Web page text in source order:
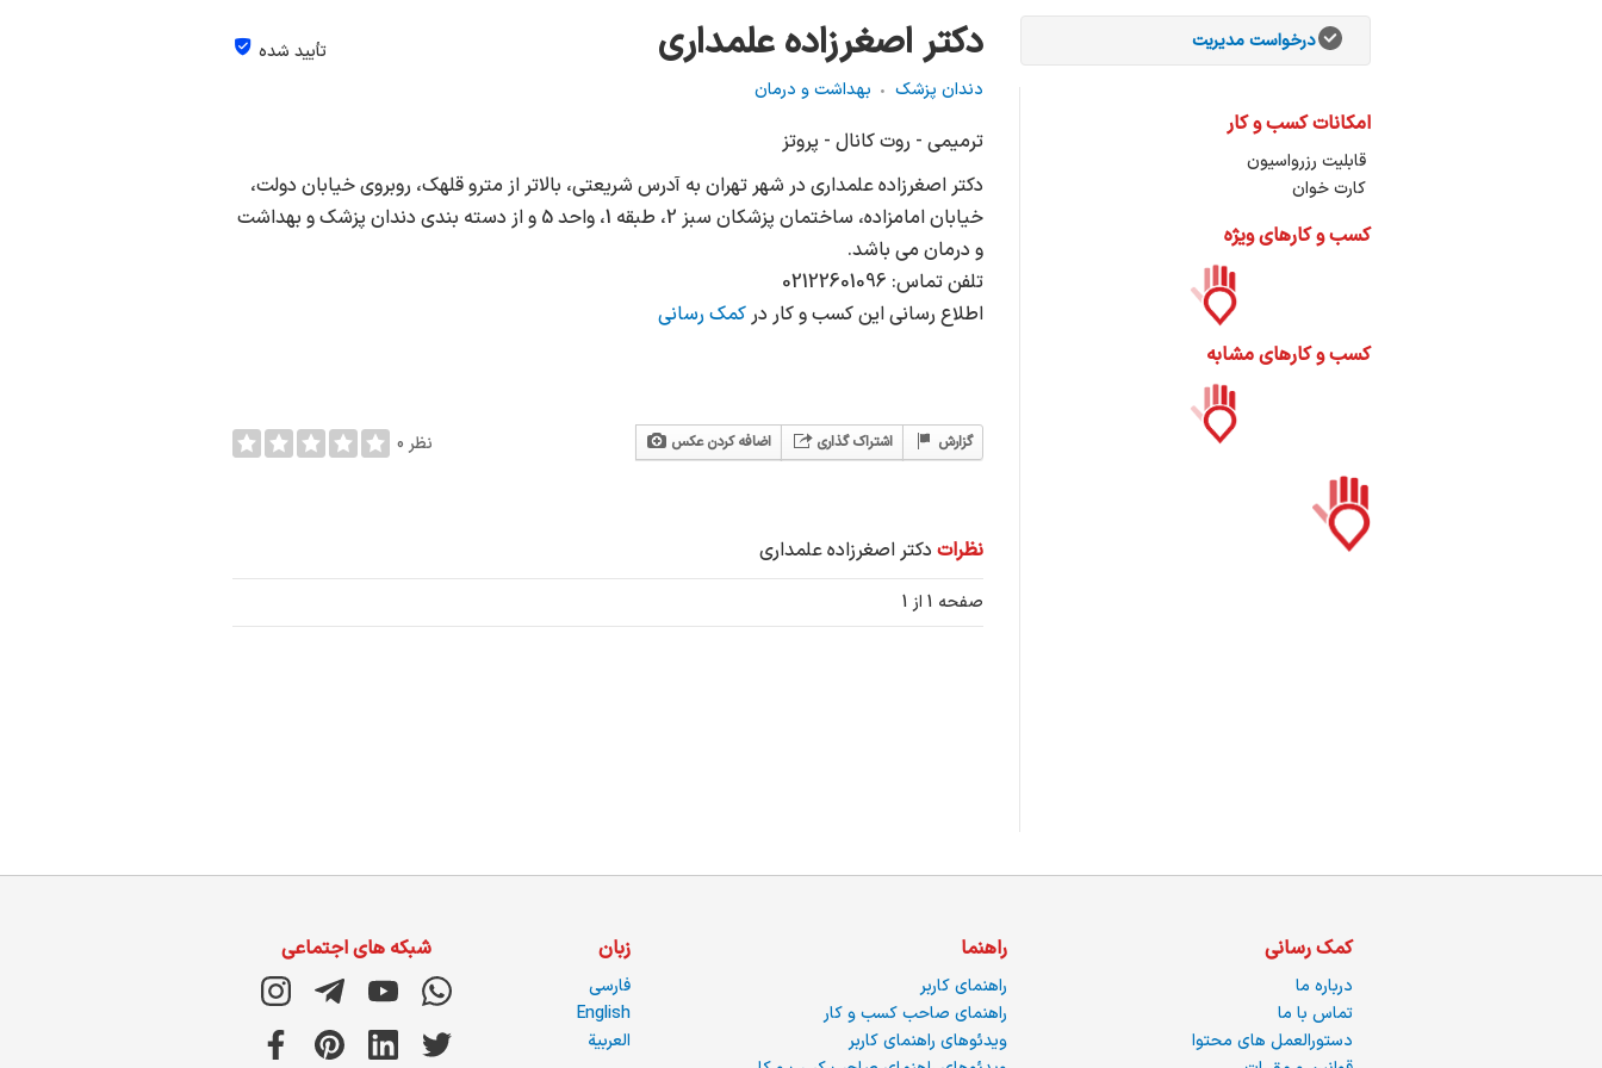
دکتر اصغرزاده علمداری
تأیید شده
دندان پزشک
بهداشت و درمان
ترمیمی - روت کانال - پروتز
دکتر اصغرزاده علمداری در شهر تهران به آدرس شریعتی، بالاتر از مترو قلهک، روبروی خیابان دولت،
خیابان امامزاده، ساختمان پزشکان سبز 2، طبقه 1، واحد 5 و از دسته بندی دندان پزشک و بهداشت
و درمان می باشد.
تلفن تماس: 02122601096
اطلاع رسانی این کسب و کار درکمک رسانی
اضافه کردن عکس اشتراک گذاری گزارش 0 نظر
نظرات دکتر اصغرزاده علمداری
صفحه 1 از 1
درخواست مدیریت
امکانات کسب و کار
قابلیت رزرواسیون
کارت خوان
کسب و کارهای ویژه
کسب و کارهای مشابه
کمک رسانی
درباره ما
تماس با ما
دستورالعمل های محتوا
راهنما
راهنمای کاربر
راهنمای صاحب کسب و کار
ویدئوهای راهنمای کاربر
زبان
فارسی
English
العربية
شبکه های اجتماعی